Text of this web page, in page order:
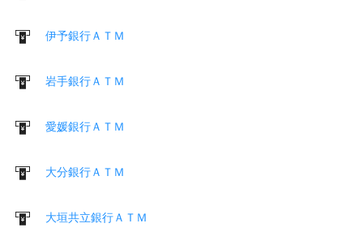
伊予銀行ＡＴＭ
岩手銀行ＡＴＭ
愛媛銀行ＡＴＭ
大分銀行ＡＴＭ
大垣共立銀行ＡＴＭ